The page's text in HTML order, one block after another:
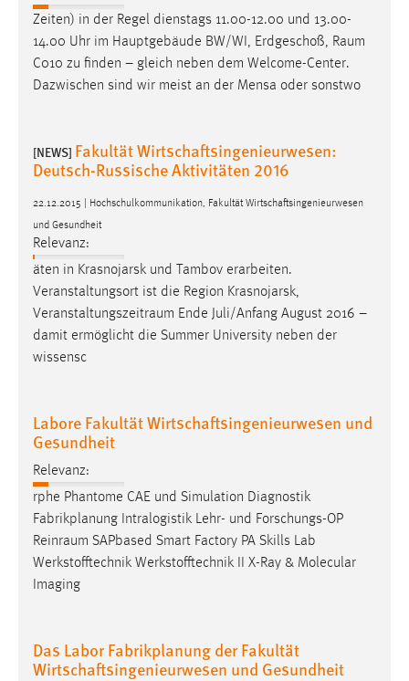
Zeiten) in der Regel dienstags 11.00-12.00 und 13.00-
14.00 Uhr im Hauptgebäude BW/WI, Erdgeschoß, Raum
C010 zu finden – gleich neben dem Welcome-Center.
Dazwischen sind wir meist an der Mensa oder sonstwo
[NEWS] Fakultät Wirtschaftsingenieurwesen:
Deutsch-Russische Aktivitäten 2016
22.12.2015 | Hochschulkommunikation, Fakultät Wirtschaftsingenieurwesen
und Gesundheit
Relevanz:
äten in Krasnojarsk und Tambov erarbeiten.
Veranstaltungsort ist die Region Krasnojarsk,
Veranstaltungszeitraum Ende Juli/Anfang August 2016 –
damit ermöglicht die Summer University neben der
wissensc
Labore Fakultät Wirtschaftsingenieurwesen und
Gesundheit
Relevanz:
rphe Phantome CAE und Simulation Diagnostik
Fabrikplanung Intralogistik Lehr- und Forschungs-OP
Reinraum SAPbased Smart Factory PA Skills Lab
Werkstofftechnik Werkstofftechnik II X-Ray & Molecular
Imaging
Das Labor Fabrikplanung der Fakultät
Wirtschaftsingenieurwesen und Gesundheit